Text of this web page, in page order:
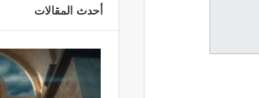
أحدث المقالات